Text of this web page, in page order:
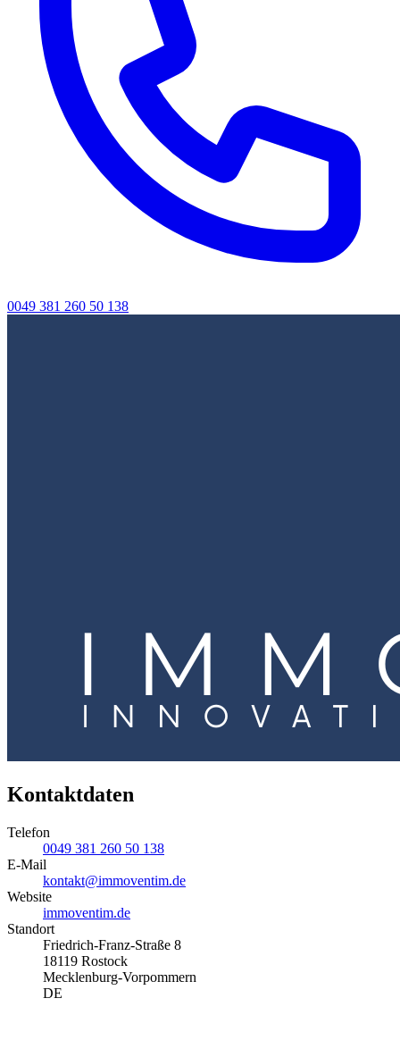
0049 381 260 50 138
Kontaktdaten
Telefon
0049 381 260 50 138
E-Mail
kontakt@immoventim.de
Website
immoventim.de
Standort
Friedrich-Franz-Straße 8
18119 Rostock
Mecklenburg-Vorpommern
DE